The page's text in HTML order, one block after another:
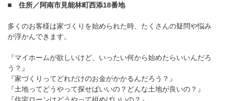
■ 住所／阿南市見能林町西添18番地
多くのお客様は家づくりを始められた時、たくさんの疑問や悩み
が浮かんできます。
『マイホームが欲しいけど、いったい何から始めたらいいんだろ
う？』
『家づくりってどれだけのお金がかかるんだろう？』
『土地ってどうやって探せばいいの？どんな土地が良いの？』